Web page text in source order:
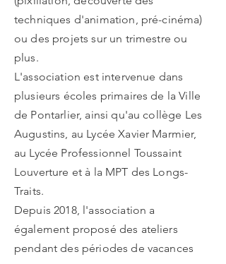
techniques d'animation, pré-cinéma)
ou des projets sur un trimestre ou
plus.
L'association est intervenue dans
plusieurs écoles primaires de la Ville
de Pontarlier, ainsi qu'au collège Les
Augustins, au Lycée Xavier Marmier,
au Lycée Professionnel Toussaint
Louverture et à la MPT des Longs-
Traits.
Depuis 2018, l'association a
également proposé des ateliers
pendant des périodes de vacances